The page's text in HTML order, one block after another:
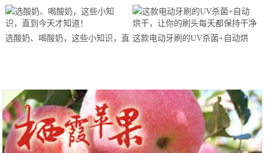
马拉松超级精英赛顺德海骏达中心
站欢乐开跑
选酸奶、喝酸奶，这些小知识，直 这款电动牙刷的UV杀菌+自动烘